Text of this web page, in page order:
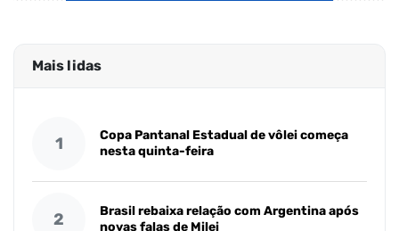
Mais lidas
1
Copa Pantanal Estadual de vôlei começa
nesta quinta-feira
2
Brasil rebaixa relação com Argentina após
novas falas de Milei